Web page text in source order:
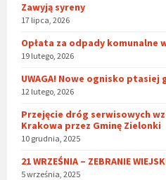
Zawyją syreny
17 lipca, 2026
Opłata za odpady komunalne
19 lutego, 2026
UWAGA! Nowe ognisko ptasiej
12 lutego, 2026
Przejęcie dróg serwisowych
Krakowa przez Gminę Zielonki
10 grudnia, 2025
21 WRZEŚNIA – ZEBRANIE
5 września, 2025